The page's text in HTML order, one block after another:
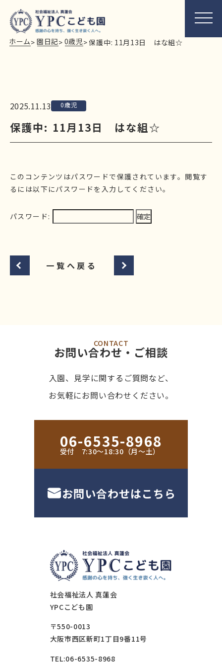
ホーム> 園日記> 0歳児> 保護中: 11月13日 はな組☆
2025.11.13 0歳児
保護中: 11月13日 はな組☆
このコンテンツはパスワードで保護されています。閲覧す
るには以下にパスワードを入力してください。
パスワード:
一覧へ戻る
CONTACT
お問い合わせ・ご相談
入園、見学に関するご質問など、
お気軽にお問い合わせください。
06-6535-8968
受付 7:30〜18:30（月〜土）
お問い合わせはこちら
社会福祉法人 真蓮会
YPCこども園
〒550-0013
大阪市西区新町1丁目9番11号
TEL:06-6535-8968